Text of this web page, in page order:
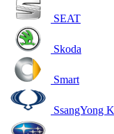
SEAT
Skoda
Smart
SsangYong